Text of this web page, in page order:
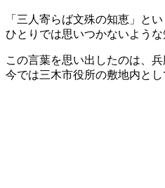
「三人寄らば文殊の知恵」と
ひとりでは思いつかないよう
この言葉を思い出したのは、
今では三木市役所の敷地内と